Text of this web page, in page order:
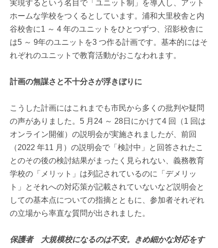
実現するという名目で「ユニット制」を導入し、アット
ホームな学校をつくるとしています。浦和大里校舎と内
谷校舎に1 ～ 4 年のユニットをひとつずつ、沼影校舎に
は5 ～ 9年のユニットを3 つ作る計画です。基本的にはそ
れぞれのユニットで教育活動がおこなわれます。
計画の無謀さと不十分さが浮きぼりに
こうした計画にはこれまでも市民から多くの批判や疑問
の声がありました。5 月24 ～ 28日にかけて4 回（1 回は
オンライン開催）の説明会が実施されましたが、前回
（2022 年11 月）の説明会で「検討中」と回答されたこ
とのその後の検討結果がまったく見られない、義務教育
学校の「メリット」は列記されているのに「デメリッ
ト」とそれへの対応策が記載されていないなど説明会と
しての基本点についての指摘とともに、参加者それぞれ
の立場から率直な質問が出されました。
保護者 大規模校になるのは不安。きめ細かな対応をす